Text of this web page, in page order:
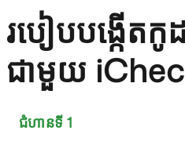
របៀបបង្កើត
ជាមួយ
ជំហានទី 1